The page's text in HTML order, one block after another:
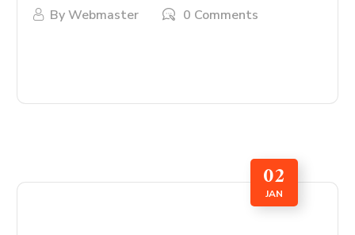
ByWebmaster 0 Comments
02
JAN